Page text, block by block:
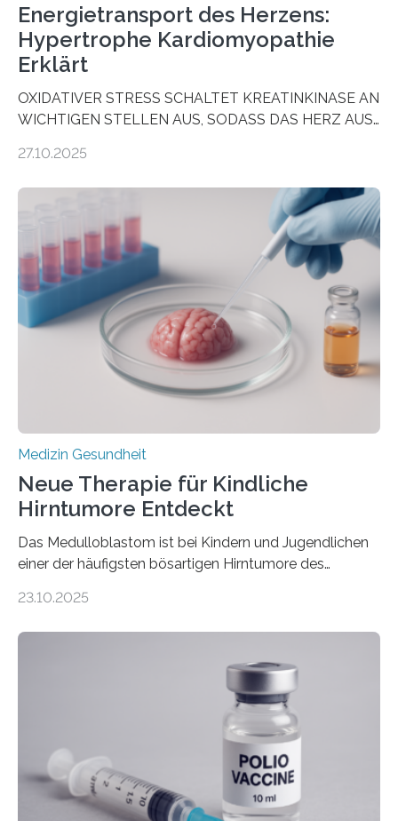
Energietransport des Herzens:
Hypertrophe Kardiomyopathie
Erklärt
OXIDATIVER STRESS SCHALTET KREATINKINASE AN
WICHTIGEN STELLEN AUS, SODASS DAS HERZ AUS
aus dem Deutschen Zentrum für Herzinsuffizienz
im Journal Circulation, warum der Energietransport bei
der Hypertrophen Kardiomyopathie (HCM) versagen
kann und wie sich durch eine Verringerung der
Herzbelastung und des oxidativen Stresses
Rhythmusstörungen reduzieren lassen. Würzburg. Die
hypertrophe Kardiomyopathie (HCM) ist die häufigste
erblich bedingte Herzerkrankung. Sie führt dazu, dass
sich die linke Herzkammer verdickt, der Herzmuskel zu
stark kontrahiert…
27.10.2025
Medizin Gesundheit
Neue Therapie für Kindliche
Hirntumore Entdeckt
Das Medulloblastom ist bei Kindern und Jugendlichen
einer der häufigsten bösartigen Hirntumore des
Betroffenen können mit heutigen Methoden geheilt
Dringend benötigt werden zielgerichtete Therapien, die
nur Tumorschwachstellen angreifen und normales
Gewebe verschonen. Forschende um Daniel Merk vom
Hertie-Institut für klinische Hirnforschung am
Universitätsklinikum Tübingen haben eine solche
Schwachstelle im Erbgut einer Untergruppe des
Medulloblastoms gefunden. Die Wilhelm Sander-
23.10.2025